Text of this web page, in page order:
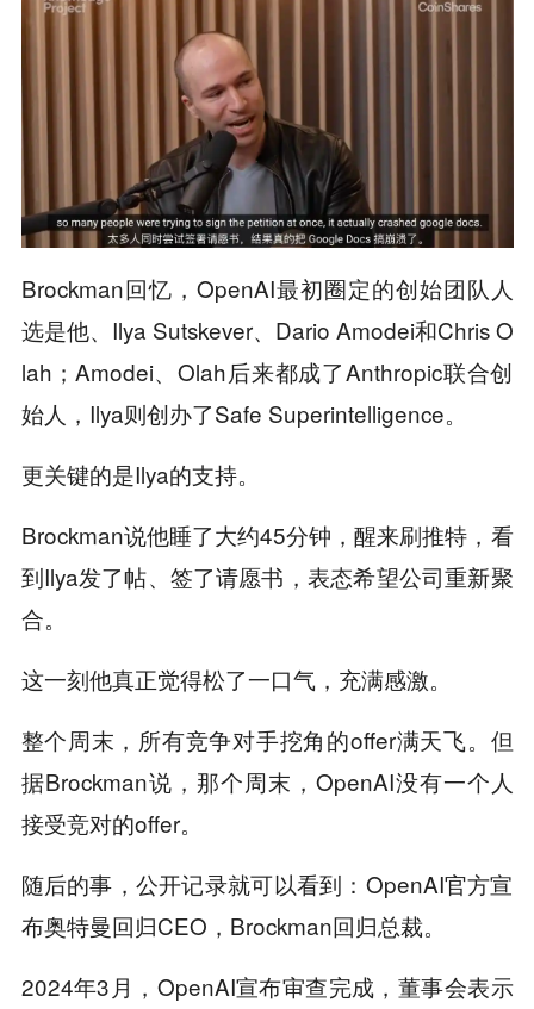
Brockman回忆，OpenAI最初圈定的创始团队人
选是他、Ilya Sutskever、Dario Amodei和Chris O
lah；Amodei、Olah后来都成了Anthropic联合创
始人，Ilya则创办了Safe Superintelligence。
更关键的是Ilya的支持。
Brockman说他睡了大约45分钟，醒来刷推特，看
到Ilya发了帖、签了请愿书，表态希望公司重新聚
合。
这一刻他真正觉得松了一口气，充满感激。
整个周末，所有竞争对手挖角的offer满天飞。但
据Brockman说，那个周末，OpenAI没有一个人
接受竞对的offer。
随后的事，公开记录就可以看到：OpenAI官方宣
布奥特曼回归CEO，Brockman回归总裁。
2024年3月，OpenAI宣布审查完成，董事会表示